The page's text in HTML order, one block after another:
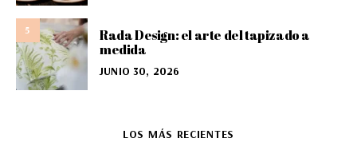
5
Rada Design: el arte del tapizado a
medida
JUNIO 30, 2026
LOS MÁS RECIENTES